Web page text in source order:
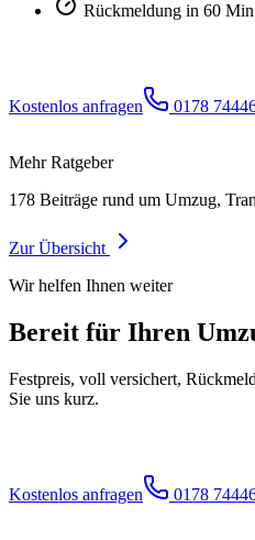
Rückmeldung in 60
Kostenlos anfragen 0178
Mehr Ratgeber
178 Beiträge rund um Umzug,
Zur Übersicht
Wir helfen Ihnen weiter
Bereit für Ihren
Festpreis, voll versichert,
Sie uns kurz.
Kostenlos anfragen 0178